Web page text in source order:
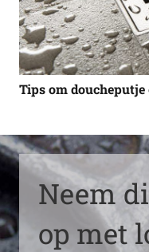
Tips om
Neem
op met